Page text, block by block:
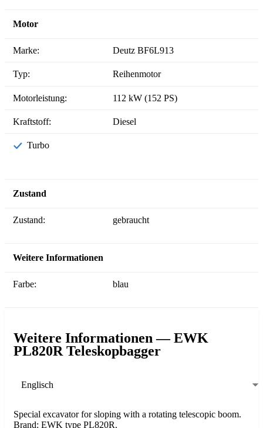
Motor
Marke: Deutz BF6L913
Typ: Reihenmotor
Motorleistung: 112 kW (152 PS)
Kraftstoff: Diesel
Turbo
Zustand
Zustand: gebraucht
Weitere Informationen
Farbe: blau
Weitere Informationen — EWK
PL820R Teleskopbagger
Englisch
Special excavator for sloping with a rotating telescopic boom.
Brand: EWK type PL820R.